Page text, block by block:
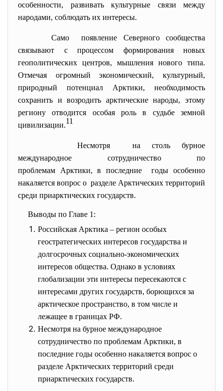
особенности, развивать культурные связи между
народами, соблюдать их интересы.
Само появление Северного сообщества
связывают с процессом формирования новых
геополитических центров, мышления нового типа.
Отмечая огромный экономический, культурный,
природный потенциал Арктики, необходимость
сохранить и возродить арктические народы, этому
региону отводится особая роль в судьбе земной
цивилизации.11
Несмотря на столь бурное
международное сотрудничество по
проблемам Арктики, в последние годы особенно
накаляется вопрос о разделе Арктических территорий
среди приарктических государств.
Выводы по Главе 1:
Российская Арктика – регион особых
геостратегических интересов государства и
долгосрочных социально-экономических
интересов общества. Однако в условиях
глобализации эти интересы пересекаются с
интересами других государств, борющихся за
арктическое пространство, в том числе и
лежащее в границах РФ.
Несмотря на бурное международное
сотрудничество по проблемам Арктики, в
последние годы особенно накаляется вопрос о
разделе Арктических территорий среди
приарктических государств.